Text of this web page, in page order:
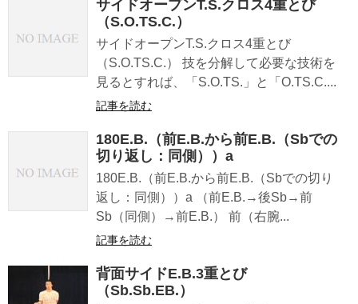
サイドオープンT.S.クロス4重とび
（S.O.TS.C.）
サイドオープンT.S.クロス4重とび
（S.O.TS.C.） 技を分解して必要な技術を
見るとすれば、「S.O.TS.」と「O.TS.C....
記事を読む
180E.B.（前E.B.から前E.B.（Sbでの
切り返し：同側））a
180E.B.（前E.B.から前E.B.（Sbでの切り
返し：同側））a （前E.B.→後Sb→前
Sb（同側）→前E.B.） 前（右腕...
記事を読む
背面サイドE.B.3重とび
（Sb.Sb.EB.）